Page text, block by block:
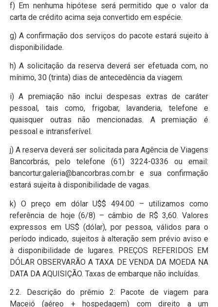
f) Em nenhuma hipótese será permitido que o valor da
carta de crédito acima seja convertido em espécie.
g) A confirmação dos serviços do pacote estará sujeito à
disponibilidade.
h) A solicitação da reserva deverá ser efetuada com, no
mínimo, 30 (trinta) dias de antecedência da viagem.
i) A premiação não inclui despesas extras de caráter
pessoal, tais como, frigobar, lavanderia, telefone e
quaisquer outras não mencionadas. A premiação é
pessoal e intransferível.
j) A reserva deverá ser solicitada para Agência de Viagens
Bancorbrás, pelo telefone (61) 3224-0336 ou email:
bancortur.galeria@bancorbras.com.br e sua confirmação
estará sujeita à disponibilidade de vagas.
k) O preço em dólar U$$ 494.00 – utilizamos como
referência de hoje (6/8) – câmbio de R$ 3,60. Valores
expressos em US$ (dólar), por pessoa, válidos para o
período indicado, sujeitos à alteração sem prévio aviso e
à disponibilidade de lugares. PREÇOS REFERIDOS EM
DÓLAR OBSERVARÃO A TAXA DE VENDA DA MOEDA NA
DATA DA AQUISIÇÃO. Taxas de embarque não incluídas.
2.2. Descrição do prêmio 2: Pacote de viagem para
Maceió (aéreo + hospedagem) com direito a um